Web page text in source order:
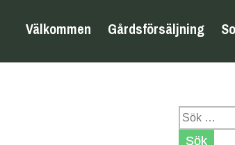
Välkommen Gårdsförsäljning
Sök
efter: